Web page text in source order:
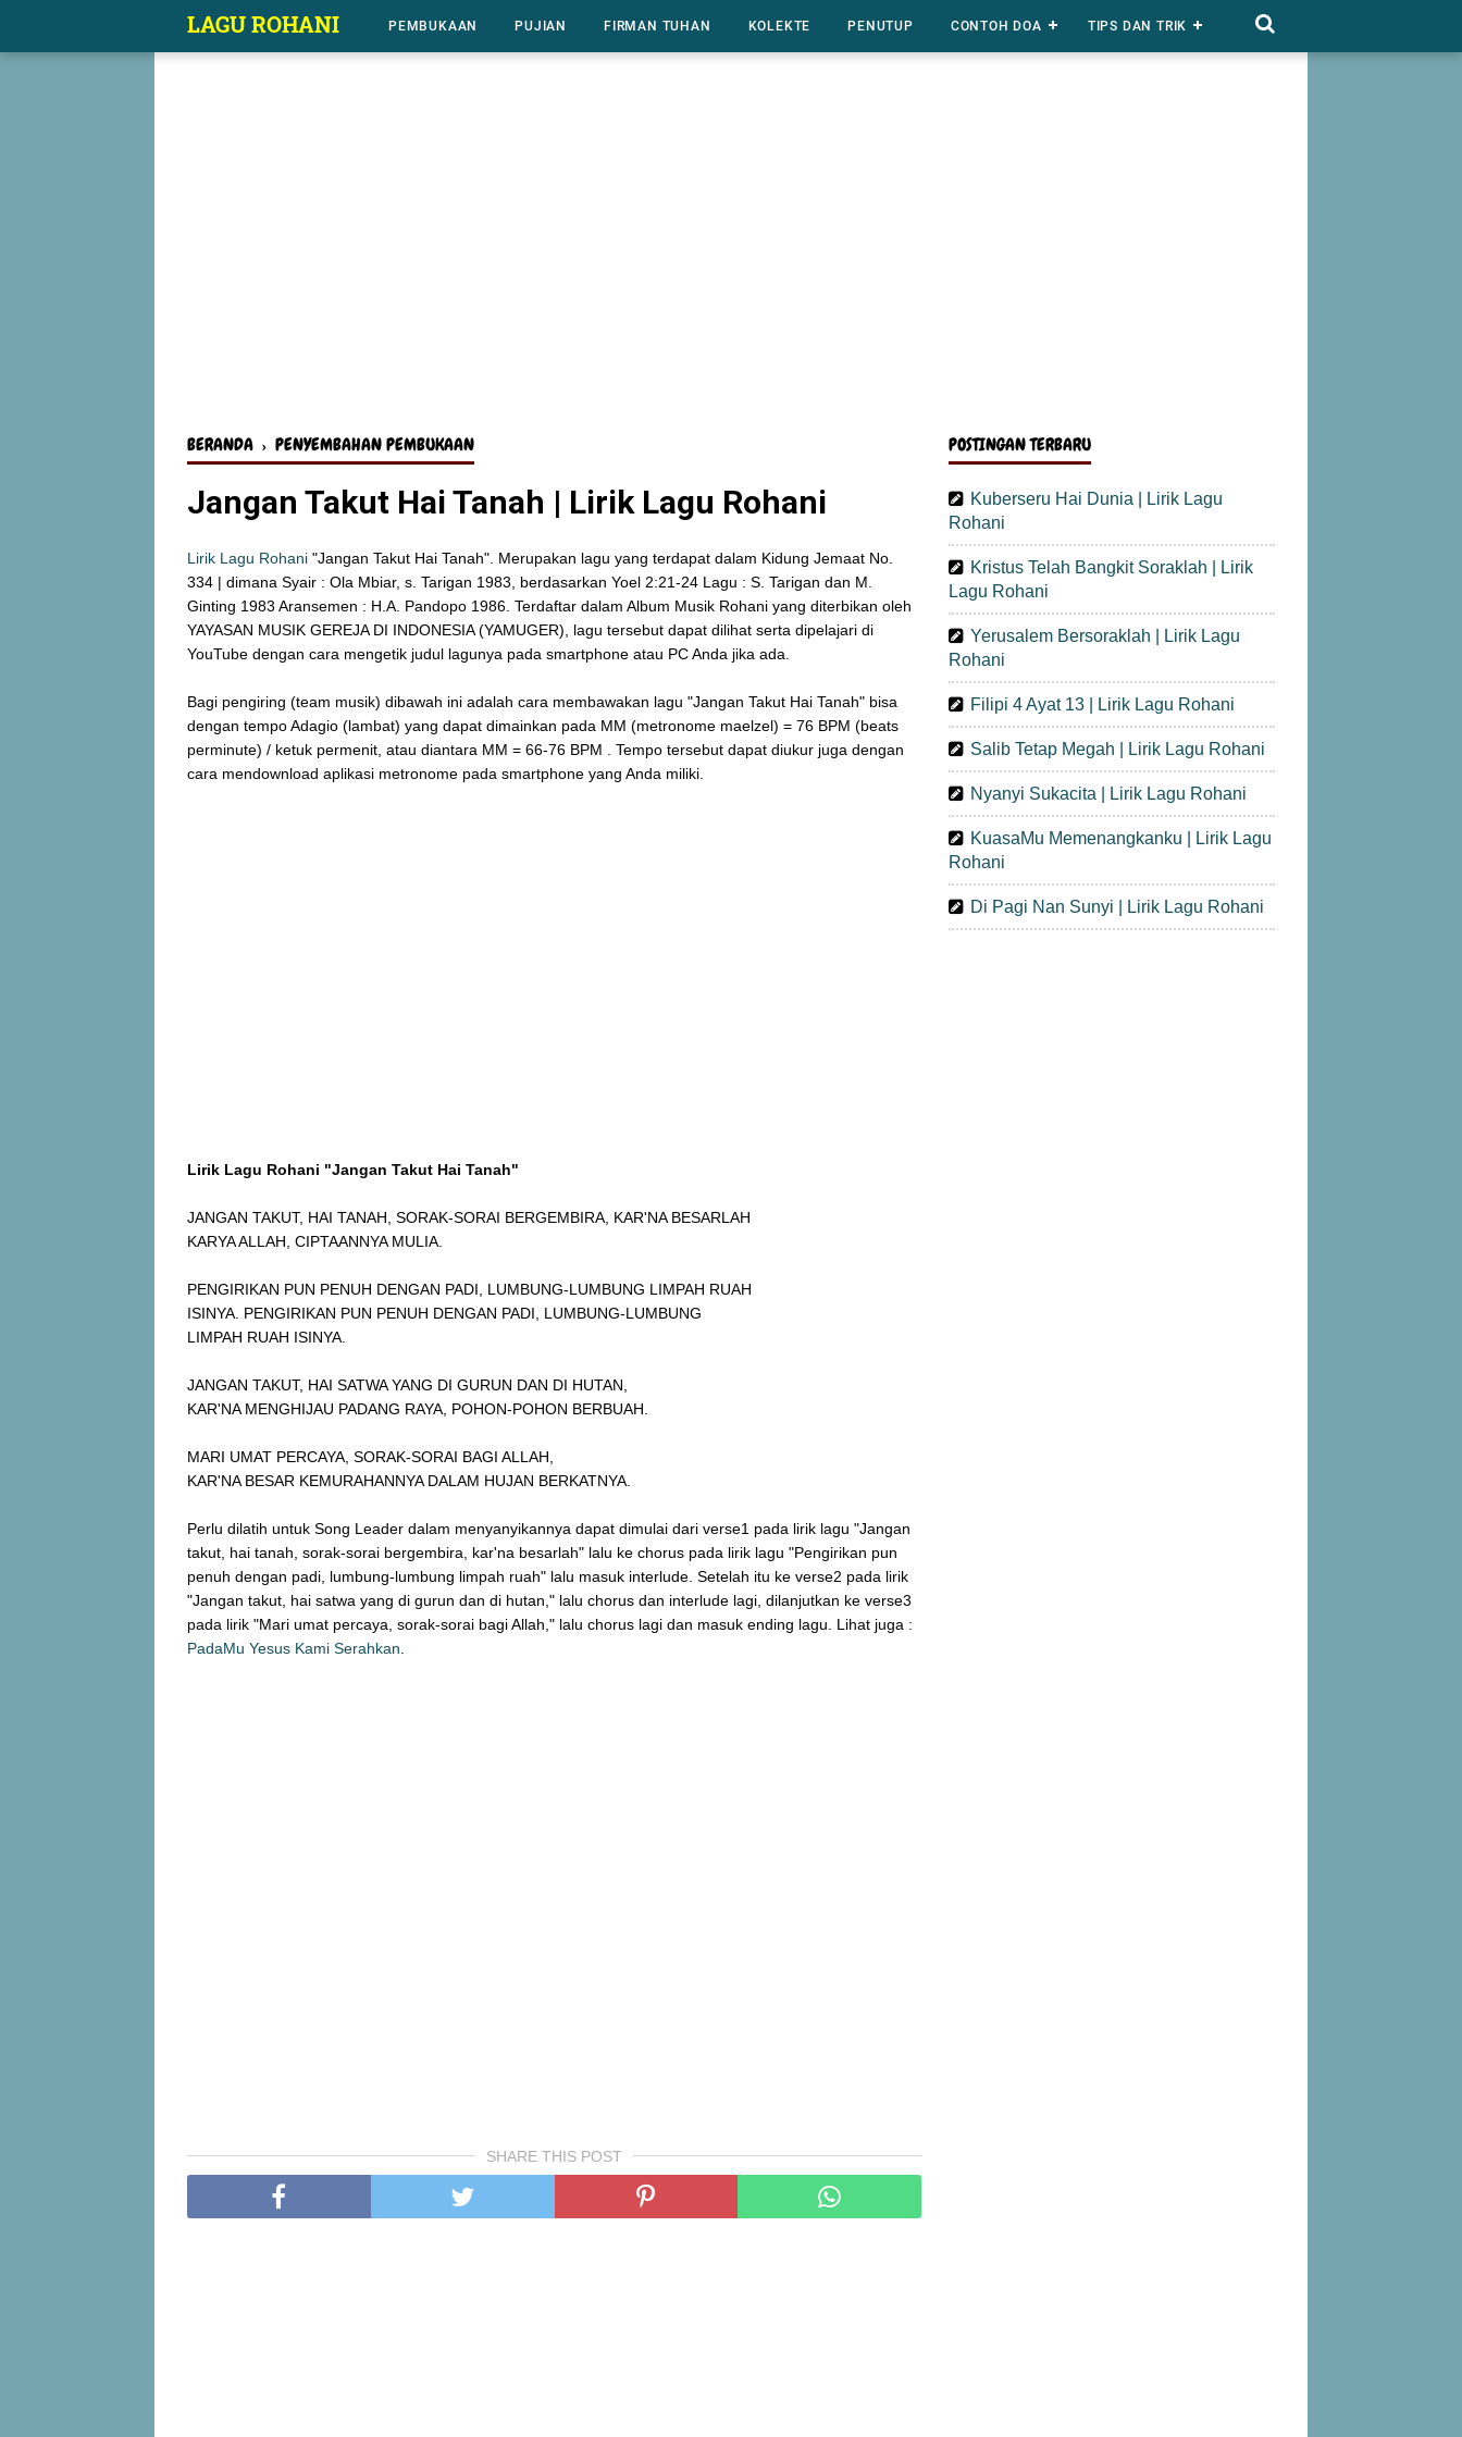
LAGU ROHANI PEMBUKAAN PUJIAN FIRMAN TUHAN KOLEKTE PENUTUP CONTOH DOA TIPS DAN TRIK
BERANDA › PENYEMBAHAN PEMBUKAAN
Jangan Takut Hai Tanah | Lirik Lagu Rohani
Lirik Lagu Rohani "Jangan Takut Hai Tanah". Merupakan lagu yang terdapat dalam Kidung Jemaat No.
334 | dimana Syair : Ola Mbiar, s. Tarigan 1983, berdasarkan Yoel 2:21-24 Lagu : S. Tarigan dan M.
Ginting 1983 Aransemen : H.A. Pandopo 1986. Terdaftar dalam Album Musik Rohani yang diterbikan oleh
YAYASAN MUSIK GEREJA DI INDONESIA (YAMUGER), lagu tersebut dapat dilihat serta dipelajari di
YouTube dengan cara mengetik judul lagunya pada smartphone atau PC Anda jika ada.
Bagi pengiring (team musik) dibawah ini adalah cara membawakan lagu "Jangan Takut Hai Tanah" bisa
dengan tempo Adagio (lambat) yang dapat dimainkan pada MM (metronome maelzel) = 76 BPM (beats
perminute) / ketuk permenit, atau diantara MM = 66-76 BPM . Tempo tersebut dapat diukur juga dengan
cara mendownload aplikasi metronome pada smartphone yang Anda miliki.
Lirik Lagu Rohani "Jangan Takut Hai Tanah"
JANGAN TAKUT, HAI TANAH, SORAK-SORAI BERGEMBIRA, KAR'NA BESARLAH
KARYA ALLAH, CIPTAANNYA MULIA.
PENGIRIKAN PUN PENUH DENGAN PADI, LUMBUNG-LUMBUNG LIMPAH RUAH
ISINYA. PENGIRIKAN PUN PENUH DENGAN PADI, LUMBUNG-LUMBUNG
LIMPAH RUAH ISINYA.
JANGAN TAKUT, HAI SATWA YANG DI GURUN DAN DI HUTAN,
KAR'NA MENGHIJAU PADANG RAYA, POHON-POHON BERBUAH.
MARI UMAT PERCAYA, SORAK-SORAI BAGI ALLAH,
KAR'NA BESAR KEMURAHANNYA DALAM HUJAN BERKATNYA.
Perlu dilatih untuk Song Leader dalam menyanyikannya dapat dimulai dari verse1 pada lirik lagu "Jangan
takut, hai tanah, sorak-sorai bergembira, kar'na besarlah" lalu ke chorus pada lirik lagu "Pengirikan pun
penuh dengan padi, lumbung-lumbung limpah ruah" lalu masuk interlude. Setelah itu ke verse2 pada lirik
"Jangan takut, hai satwa yang di gurun dan di hutan," lalu chorus dan interlude lagi, dilanjutkan ke verse3
pada lirik "Mari umat percaya, sorak-sorai bagi Allah," lalu chorus lagi dan masuk ending lagu. Lihat juga :
PadaMu Yesus Kami Serahkan
SHARE THIS POST
POSTINGAN TERBARU
Kuberseru Hai Dunia | Lirik Lagu
Rohani
Kristus Telah Bangkit Soraklah | Lirik
Lagu Rohani
Yerusalem Bersoraklah | Lirik Lagu
Rohani
Filipi 4 Ayat 13 | Lirik Lagu Rohani
Salib Tetap Megah | Lirik Lagu Rohani
Nyanyi Sukacita | Lirik Lagu Rohani
KuasaMu Memenangkanku | Lirik Lagu
Rohani
Di Pagi Nan Sunyi | Lirik Lagu Rohani